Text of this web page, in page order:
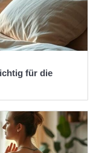
für die